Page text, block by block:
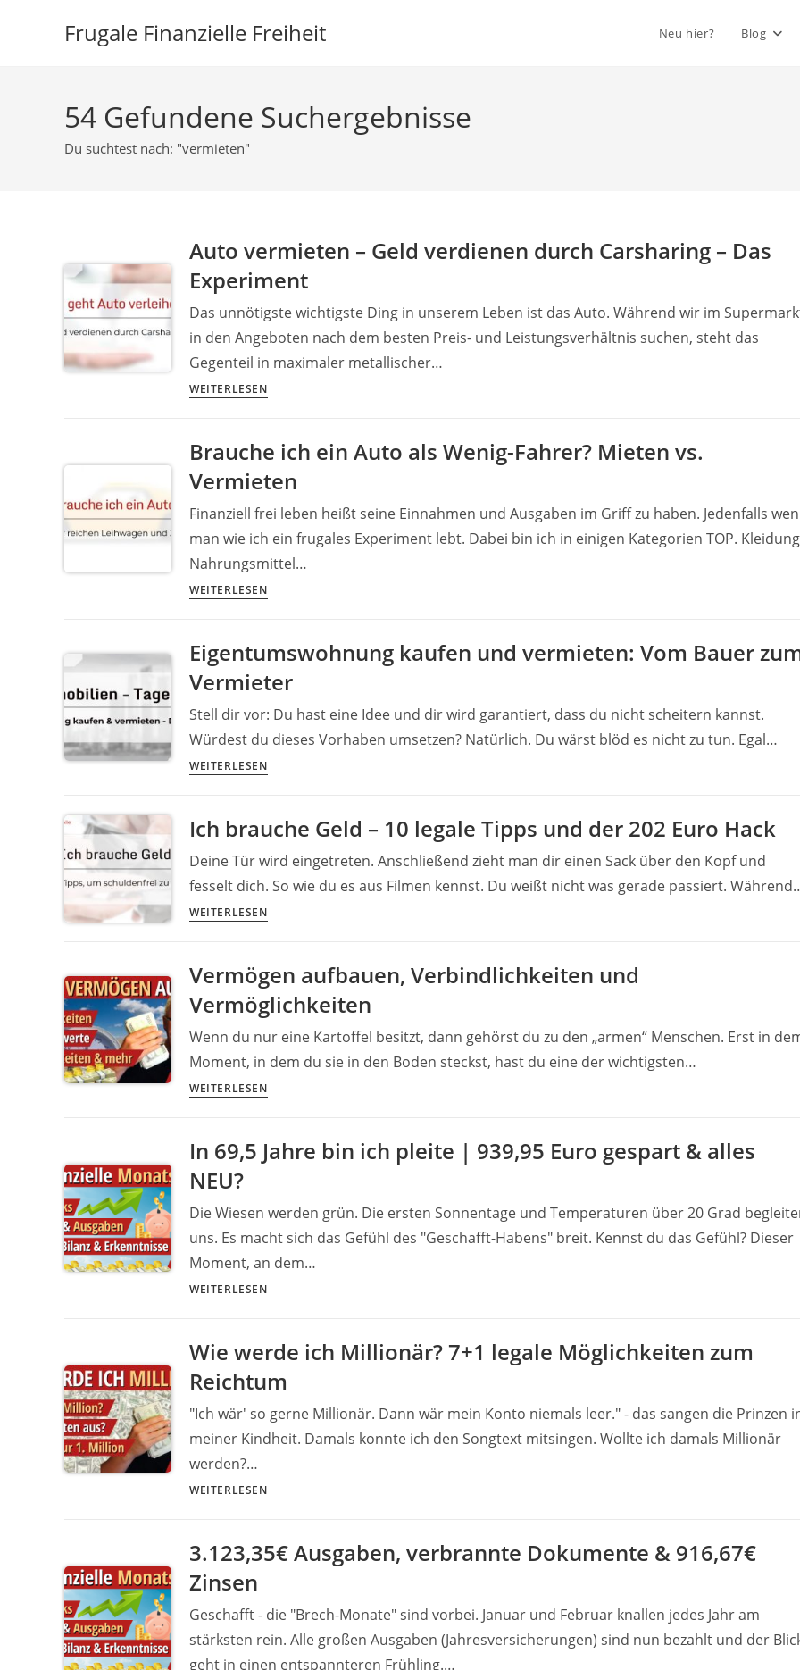
Frugale Finanzielle Freiheit Neu hier? Blog
54 Gefundene Suchergebnisse
Du suchtest nach: "vermieten"
Auto vermieten – Geld verdienen durch Carsharing – Das
Experiment
Das unnötigste wichtigste Ding in unserem Leben ist das Auto. Während wir im
in den Angeboten nach dem besten Preis- und Leistungsverhältnis suchen, steht das
Gegenteil in maximaler metallischer…
WEITERLESENAuto
Geld
verdienen
Carsharing
–
Das
Experiment
Brauche ich ein Auto als Wenig-Fahrer? Mieten vs.
Vermieten
Finanziell frei leben heißt seine Einnahmen und Ausgaben im Griff zu haben. Jedenfalls
man wie ich ein frugales Experiment lebt. Dabei bin ich in einigen Kategorien TOP.
Nahrungsmittel…
WEITERLESENBrauche
Auto
als
Fahrer?
Mieten
vs.
Eigentumswohnung kaufen und vermieten: Vom Bauer
Vermieter
Stell dir vor: Du hast eine Idee und dir wird garantiert, dass du nicht scheitern kannst.
Würdest du dieses Vorhaben umsetzen? Natürlich. Du wärst blöd es nicht zu tun. Egal…
WEITERLESENEigentumswohnung
vermieten:
Vom
zum
Vermieter
Ich brauche Geld – 10 legale Tipps und der 202 Euro Hack
Deine Tür wird eingetreten. Anschließend zieht man dir einen Sack über den Kopf und
fesselt dich. So wie du es aus Filmen kennst. Du weißt nicht was gerade passiert.
WEITERLESENIch
–
10
legale
Tipps
und
der
Hack
Vermögen aufbauen, Verbindlichkeiten und
Vermöglichkeiten
Wenn du nur eine Kartoffel besitzt, dann gehörst du zu den „armen“ Menschen. Erst in
Moment, in dem du sie in den Boden steckst, hast du eine der wichtigsten…
WEITERLESENVermögen
und
In 69,5 Jahre bin ich pleite | 939,95 Euro gespart & alles
NEU?
Die Wiesen werden grün. Die ersten Sonnentage und Temperaturen über 20 Grad
uns. Es macht sich das Gefühl des "Geschafft-Habens" breit. Kennst du das Gefühl? Dieser
Moment, an dem…
WEITERLESENIn
bin
ich
|
939,95
gespart
NEU?
Wie werde ich Millionär? 7+1 legale Möglichkeiten zum
Reichtum
"Ich wär' so gerne Millionär. Dann wär mein Konto niemals leer." - das sangen die Prinzen
meiner Kindheit. Damals konnte ich den Songtext mitsingen. Wollte ich damals Millionär
werden?…
WEITERLESENWie
Millionär?
Möglichkeiten
zum
Reichtum
3.123,35€ Ausgaben, verbrannte Dokumente & 916,67€
Zinsen
Geschafft - die "Brech-Monate" sind vorbei. Januar und Februar knallen jedes Jahr am
stärksten rein. Alle großen Ausgaben (Jahresversicherungen) sind nun bezahlt und der
geht in einen entspannteren Frühling.…